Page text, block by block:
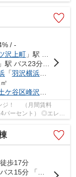
/ -
沢上町」駅 徒歩14分
バス23分 「三ッ沢池」 停歩1分
「羽沢横浜国大
ケ谷区峰沢町
ジ！ （月間賃料
パーセント） ◎エレベ
徒歩17分
「東本郷ケアプラザ」 停歩1分